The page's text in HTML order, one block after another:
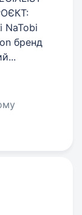
NaTobi
бренд